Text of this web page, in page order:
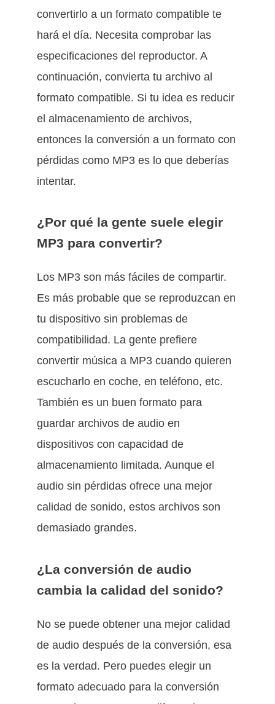
convertirlo a un formato compatible te
hará el día. Necesita comprobar las
especificaciones del reproductor. A
continuación, convierta tu archivo al
formato compatible. Si tu idea es reducir
el almacenamiento de archivos,
entonces la conversión a un formato con
pérdidas como MP3 es lo que deberías
intentar.
¿Por qué la gente suele elegir
MP3 para convertir?
Los MP3 son más fáciles de compartir.
Es más probable que se reproduzcan en
tu dispositivo sin problemas de
compatibilidad. La gente prefiere
convertir música a MP3 cuando quieren
escucharlo en coche, en teléfono, etc.
También es un buen formato para
guardar archivos de audio en
dispositivos con capacidad de
almacenamiento limitada. Aunque el
audio sin pérdidas ofrece una mejor
calidad de sonido, estos archivos son
demasiado grandes.
¿La conversión de audio
cambia la calidad del sonido?
No se puede obtener una mejor calidad
de audio después de la conversión, esa
es la verdad. Pero puedes elegir un
formato adecuado para la conversión